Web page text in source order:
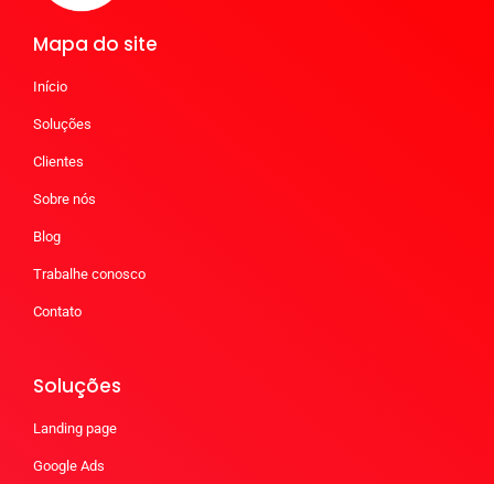
Mapa do site
Início
Soluções
Clientes
Sobre nós
Blog
Trabalhe conosco
Contato
Soluções
Landing page
Google Ads